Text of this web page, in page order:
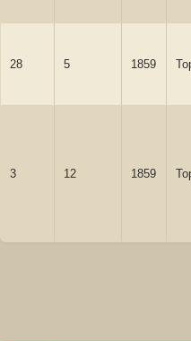
28 5 1859
3 12 1859